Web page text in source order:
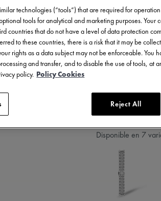
5 - 6 jours de
Disponible en 7
technologies (“tools”) that are required for
tools for analytical and marketing purposes. Your
countries that do not have a level of data protection
to these countries, there is a risk that it may be
rights as a data subject may not be enforceable. You
and transfer, and to disable the use of tools, at
policy. Policy Cookies
Reject All